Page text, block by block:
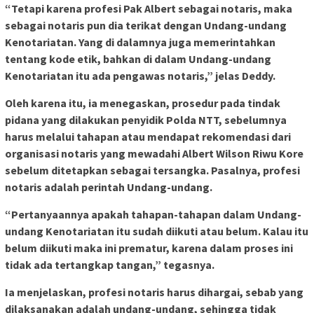
“Tetapi karena profesi Pak Albert sebagai notaris, maka
sebagai notaris pun dia terikat dengan Undang-undang
Kenotariatan. Yang di dalamnya juga memerintahkan
tentang kode etik, bahkan di dalam Undang-undang
Kenotariatan itu ada pengawas notaris,” jelas Deddy.
Oleh karena itu, ia menegaskan, prosedur pada tindak
pidana yang dilakukan penyidik Polda NTT, sebelumnya
harus melalui tahapan atau mendapat rekomendasi dari
organisasi notaris yang mewadahi Albert Wilson Riwu Kore
sebelum ditetapkan sebagai tersangka. Pasalnya, profesi
notaris adalah perintah Undang-undang.
“Pertanyaannya apakah tahapan-tahapan dalam Undang-
undang Kenotariatan itu sudah diikuti atau belum. Kalau itu
belum diikuti maka ini prematur, karena dalam proses ini
tidak ada tertangkap tangan,” tegasnya.
Ia menjelaskan, profesi notaris harus dihargai, sebab yang
dilaksanakan adalah undang-undang, sehingga tidak